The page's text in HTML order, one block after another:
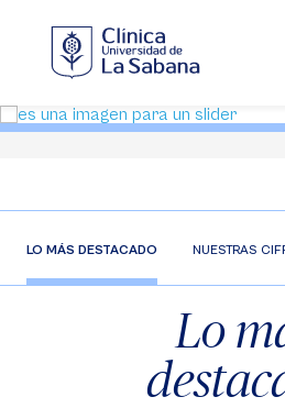
contenido
principal
LO MÁS DESTACADO NUESTRAS
Lo